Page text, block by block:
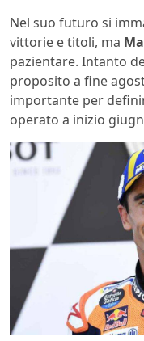
Nel suo futuro si
vittorie e titoli, ma
pazientare. Intanto
proposito a fine
importante per
operato a inizio